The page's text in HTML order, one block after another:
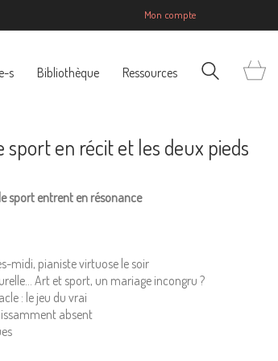
Mon compte
s Bibliothèque Ressources
en récit et les deux pieds
sport entrent en résonance
midi, pianiste virtuose le soir
Art et sport, un mariage incongru ?
: le jeu du vrai
absent